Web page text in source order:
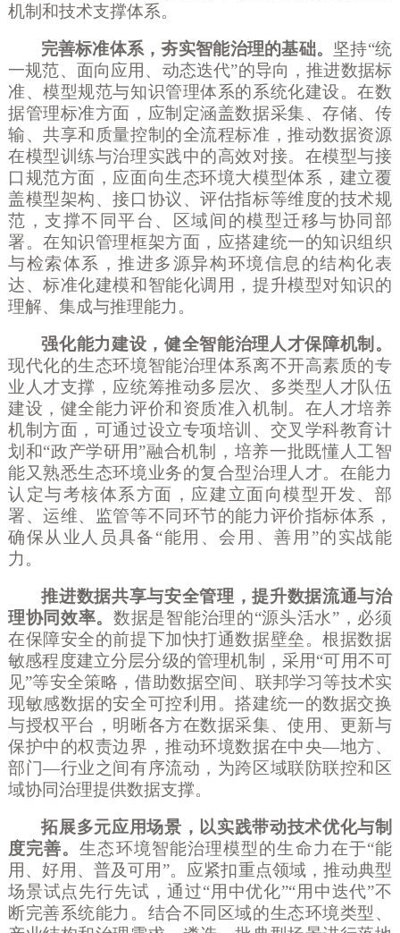
机制和技术支撑体系。
完善标准体系，夯实智能治理的基础。 坚持“统
一规范、面向应用、动态迭代”的导向，推进数据标
准、模型规范与知识管理体系的系统化建设。在数
据管理标准方面，应制定涵盖数据采集、存储、传
输、共享和质量控制的全流程标准，推动数据资源
在模型训练与治理实践中的高效对接。在模型与接
口规范方面，应面向生态环境大模型体系，建立覆
盖模型架构、接口协议、评估指标等维度的技术规
范，支撑不同平台、区域间的模型迁移与协同部
署。在知识管理框架方面，应搭建统一的知识组织
与检索体系，推进多源异构环境信息的结构化表
达、标准化建模和智能化调用，提升模型对知识的
理解、集成与推理能力。
强化能力建设，健全智能治理人才保障机制。
现代化的生态环境智能治理体系离不开高素质的专
业人才支撑，应统筹推动多层次、多类型人才队伍
建设，健全能力评价和资质准入机制。在人才培养
机制方面，可通过设立专项培训、交叉学科教育计
划和“政产学研用”融合机制，培养一批既懂人工智
能又熟悉生态环境业务的复合型治理人才。在能力
认定与考核体系方面，应建立面向模型开发、部
署、运维、监管等不同环节的能力评价指标体系，
确保从业人员具备“能用、会用、善用”的实战能
力。
推进数据共享与安全管理，提升数据流通与治
理协同效率。数据是智能治理的“源头活水”，必须
在保障安全的前提下加快打通数据壁垒。根据数据
敏感程度建立分层分级的管理机制，采用“可用不可
见”等安全策略，借助数据空间、联邦学习等技术实
现敏感数据的安全可控利用。搭建统一的数据交换
与授权平台，明晰各方在数据采集、使用、更新与
保护中的权责边界，推动环境数据在中央—地方、
部门—行业之间有序流动，为跨区域联防联控和区
域协同治理提供数据支撑。
拓展多元应用场景，以实践带动技术优化与制
度完善。生态环境智能治理模型的生命力在于“能
用、好用、普及可用”。应紧扣重点领域，推动典型
场景试点先行先试，通过“用中优化”“用中迭代”不
断完善系统能力。结合不同区域的生态环境类型、